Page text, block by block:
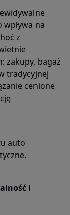
na
z
zakupy, bagaż
tradycyjnej
cenione
auto
i